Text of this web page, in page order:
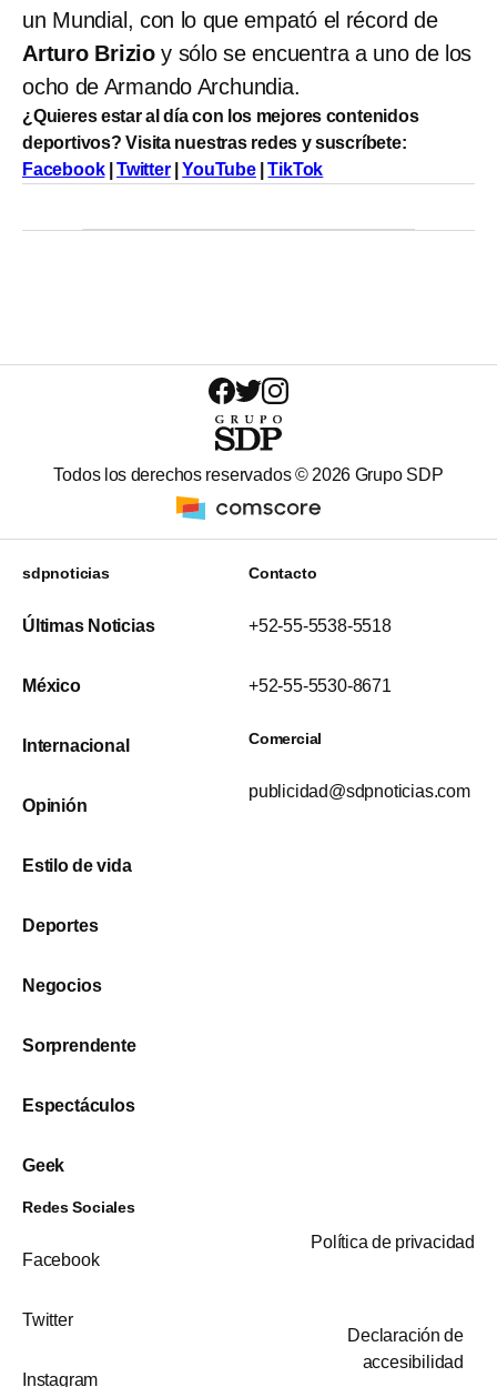
un Mundial, con lo que empató el récord de
Arturo Brizio y sólo se encuentra a uno de los
ocho de Armando Archundia.
¿Quieres estar al día con los mejores contenidos
deportivos? Visita nuestras redes y suscríbete:
Facebook|Twitter|YouTube|TikTok
Todos los derechos reservados © 2026 Grupo SDP
sdpnoticias
Últimas Noticias
México
Internacional
Opinión
Estilo de vida
Deportes
Negocios
Sorprendente
Espectáculos
Geek
Contacto
+52-55-5538-5518
+52-55-5530-8671
Comercial
publicidad@sdpnoticias.com
Redes Sociales
Facebook
Twitter
Instagram
Política de privacidad
Declaración de
accesibilidad